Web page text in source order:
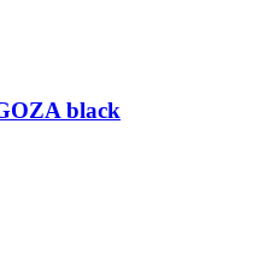
black